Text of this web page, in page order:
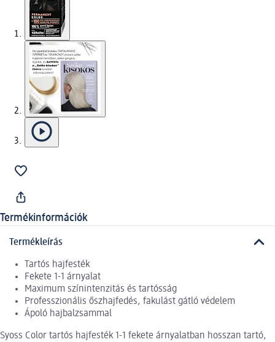
Termékinformációk
Termékleírás
Tartós hajfesték
Fekete 1-1 árnyalat
Maximum színintenzitás és tartósság
Professzionális őszhajfedés, fakulást gátló védelem
Ápoló hajbalzsammal
Syoss Color tartós hajfesték 1-1 fekete árnyalatban hosszan tartó,